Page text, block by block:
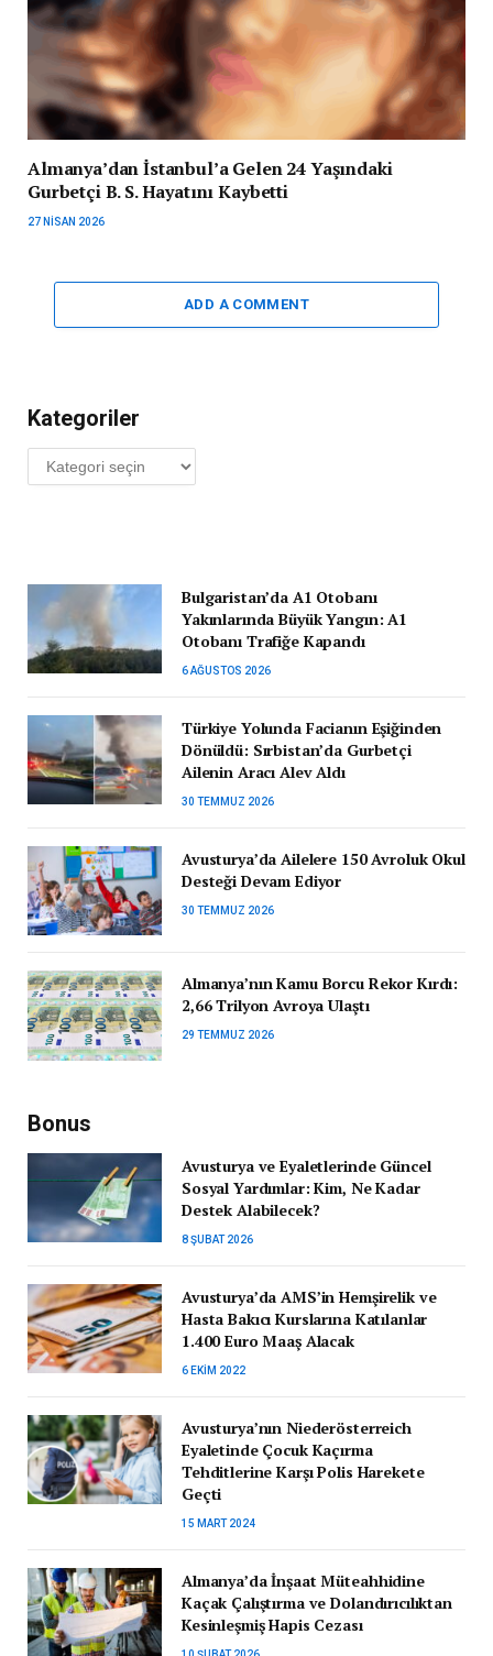
Almanya’dan İstanbul’a Gelen 24 Yaşındaki
Gurbetçi B. S. Hayatını Kaybetti
27 NISAN 2026
ADD A COMMENT
Kategoriler
Kategoriler
Bulgaristan’da A1 Otobanı
Yakınlarında Büyük Yangın: A1
Otobanı Trafiğe Kapandı
6 AĞUSTOS 2026
Türkiye Yolunda Facianın Eşiğinden
Dönüldü: Sırbistan’da Gurbetçi
Ailenin Aracı Alev Aldı
30 TEMMUZ 2026
Avusturya’da Ailelere 150 Avroluk Okul
Desteği Devam Ediyor
30 TEMMUZ 2026
Almanya’nın Kamu Borcu Rekor Kırdı:
2,66 Trilyon Avroya Ulaştı
29 TEMMUZ 2026
Bonus
Avusturya ve Eyaletlerinde Güncel
Sosyal Yardımlar: Kim, Ne Kadar
Destek Alabilecek?
8 ŞUBAT 2026
Avusturya’da AMS’in Hemşirelik ve
Hasta Bakıcı Kurslarına Katılanlar
1.400 Euro Maaş Alacak
6 EKIM 2022
Avusturya’nın Niederösterreich
Eyaletinde Çocuk Kaçırma
Tehditlerine Karşı Polis Harekete
Geçti
15 MART 2024
Almanya’da İnşaat Müteahhidine
Kaçak Çalıştırma ve Dolandırıcılıktan
Kesinleşmiş Hapis Cezası